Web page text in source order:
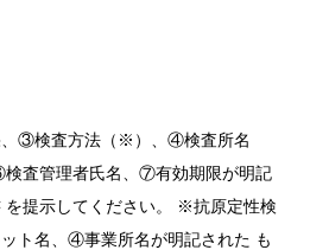
③検査方法（※）、④検査所名
査管理者氏名、⑦有効期限が明記
を提示してください。 ※抗原定性検
ト名、④事業所名が明記された も